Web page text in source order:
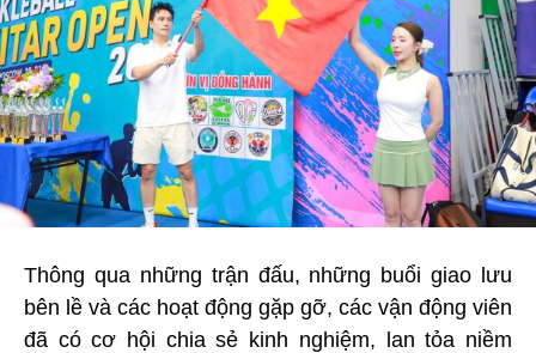
Thông qua những trận đấu, những buổi giao lưu
bên lề và các hoạt động gặp gỡ, các vận động viên
đã có cơ hội chia sẻ kinh nghiệm, lan tỏa niềm